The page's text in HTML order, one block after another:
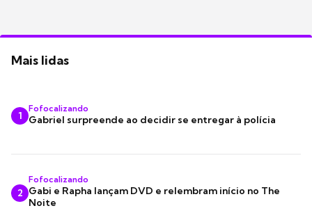
Mais lidas
1
Fofocalizando
Gabriel surpreende ao decidir se entregar à polícia
2
Fofocalizando
Gabi e Rapha lançam DVD e relembram início no The
Noite